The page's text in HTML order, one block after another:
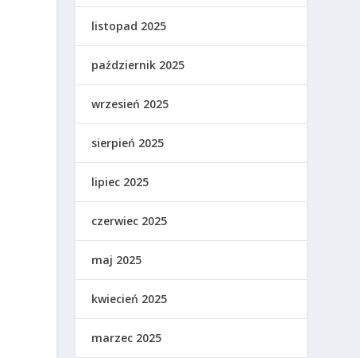
listopad 2025
październik 2025
wrzesień 2025
sierpień 2025
lipiec 2025
czerwiec 2025
maj 2025
kwiecień 2025
marzec 2025